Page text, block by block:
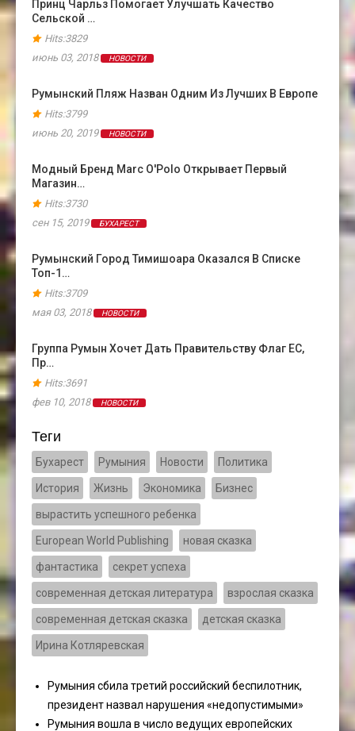
Принц Чарльз Помогает Улучшать Качество
Сельской …
Hits:3829
июнь 03, 2018
НОВОСТИ
Румынский Пляж Назван Одним Из Лучших В Европе
Hits:3799
июнь 20, 2019
НОВОСТИ
Модный Бренд Marc O'Polo Открывает Первый
Магазин…
Hits:3730
сен 15, 2019
БУХАРЕСТ
Румынский Город Тимишоара Оказался В Cписке
Топ-1…
Hits:3709
мая 03, 2018
НОВОСТИ
Группа Румын Хочет Дать Правительству Флаг ЕС,
Пр…
Hits:3691
фев 10, 2018
НОВОСТИ
Теги
Бухарест Румыния Новости Политика
История Жизнь Экономика Бизнес
вырастить успешного ребенка
European World Publishing новая сказка
фантастика секрет успеха
современная детская литература взрослая сказка
современная детская сказка детская сказка
Ирина Котляревская
Румыния сбила третий российский беспилотник,
президент назвал нарушения «недопустимыми»
Румыния вошла в число ведущих европейских